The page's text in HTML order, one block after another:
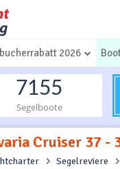
2026
7155
Segelboote
Cruiser 37 -
Segelreviere